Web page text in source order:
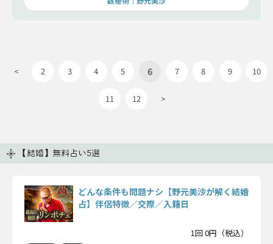
< 2 3 4 5 6 7 8 9 10
11 12 >
【結婚】無料占い5選
どんな条件も問題ナシ【野元美沙が解く結婚
占】伴侶特徴／交際／入籍日
1回 0円（税込）